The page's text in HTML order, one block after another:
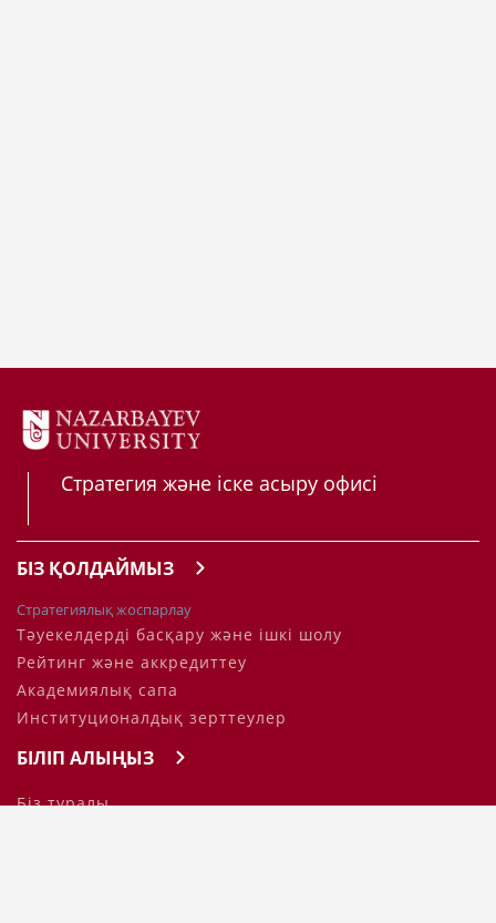
Стратегия және іске асыру офисі
БІЗ ҚОЛДАЙМЫЗ
Стратегиялық жоспарлау
Тәуекелдерді басқару және ішкі шолу
Рейтинг және аккредиттеу
Академиялық сапа
Институционалдық зерттеулер
БІЛІП АЛЫҢЫЗ
Біз туралы